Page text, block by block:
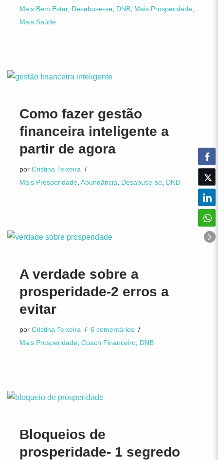
Mais Bem Estar, Desabuse-se DNB Mais Prosperidade
Mais Saúde
Como fazer gestão
financeira inteligente a
partir de agora
por Cristina Teixeira
Mais Prosperidade Abundância Desabuse-se DNB
A verdade sobre a
prosperidade-2 erros a
evitar
por Cristina Teixeira
6 comentários
Mais Prosperidade Coach Financeiro DNB
Bloqueios de
prosperidade- 1 segredo